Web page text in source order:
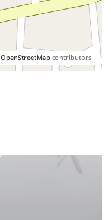
OpenStreetMapcontributors